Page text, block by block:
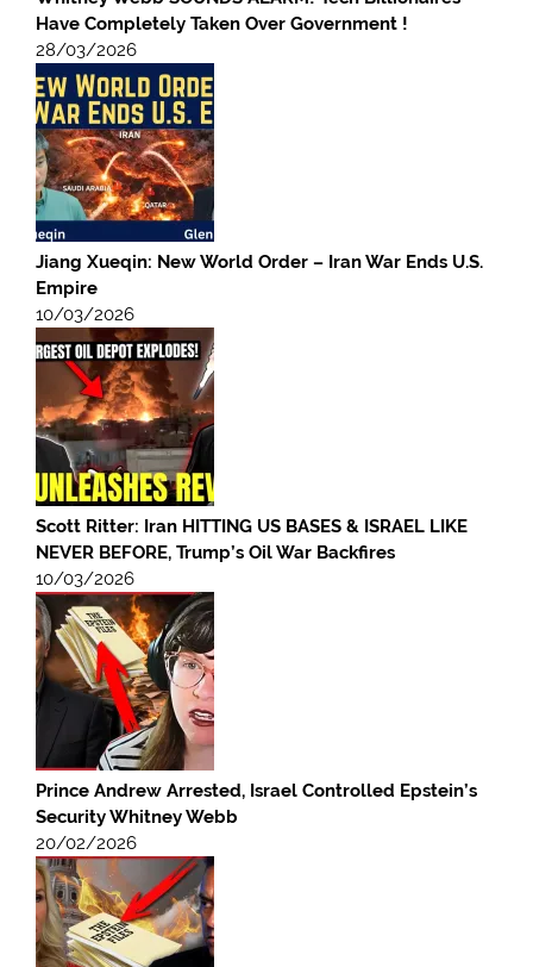
Have Completely Taken Over Government !
28/03/2026
Jiang Xueqin: New World Order – Iran War Ends U.S.
Empire
10/03/2026
Scott Ritter: Iran HITTING US BASES & ISRAEL LIKE
NEVER BEFORE, Trump’s Oil War Backfires
10/03/2026
Prince Andrew Arrested, Israel Controlled Epstein’s
Security Whitney Webb
20/02/2026